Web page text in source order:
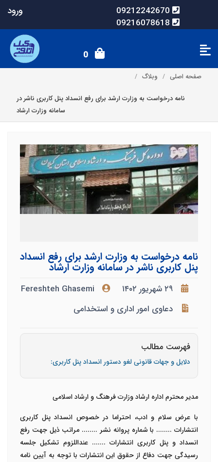
09212242670
09216078618
ورود
0
صفحه اصلی وبلاگ
نامه درخواست به وزارت ارشد برای رفع انسداد پنل کاربری ناشر در
سامانه وزارت ارشاد
نامه درخواست به وزارت ارشد برای رفع انسداد
پنل کاربری ناشر در سامانه وزارت ارشاد
۲۹ شهریور ۱۴۰۲
Fereshteh Ghasemi
دعاوی امور اداری و استخدامی
فهرست مطالب
دلایل و جهات قانونی لغو دستور انسداد پنل کاربری:
مدیر محترم اداره ارشاد وزارت فرهنگ و ارشاد اسلامی
با عرض سلام و ادب، احتراما در خصوص انسداد پنل کاربری
انتشارات ........ با شماره پروانه نشر ........ مراتب ذیل جهت رفع
انسداد و پنل کاربری انتشارات ....... عنداللزوم تشکیل جلسه
رسیدگی جهت دفاع از حقوق این انتشارات با توجه به آیین نامه